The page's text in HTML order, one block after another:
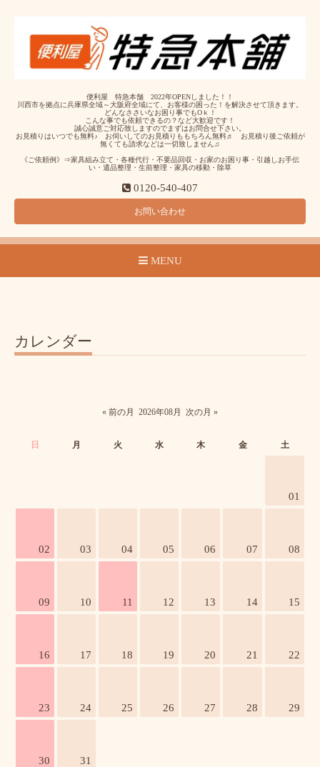
便利屋 特急本舗 2022年OPENしました！！
川西市を拠点に兵庫県全域～大阪府全域にて、お客様の困った！を解決させて頂きます。
どんなささいなお困り事でもOｋ！
こんな事でも依頼できるの？など大歓迎です！
誠心誠意ご対応致しますのでまずはお問合せ下さい。
お見積りはいつでも無料♪ お伺いしてのお見積りももちろん無料♬ お見積り後ご依頼が
無くても請求などは一切致しません♫
《ご依頼例》⇒家具組み立て・各種代行・不要品回収・お家のお困り事・引越しお手伝
い・遺品整理・生前整理・家具の移動・除草
0120-540-407
お問い合わせ
MENU
カレンダー
« 前の月 2026年08月 次の月 »
日 月 火 水 木 金 土
01
02 03 04 05 06 07 08
09 10 11 12 13 14 15
16 17 18 19 20 21 22
23 24 25 26 27 28 29
30 31